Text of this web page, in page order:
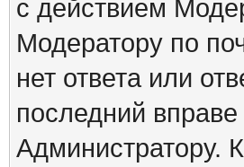
с действием
Модератору по
нет ответа или
последний
Администратору.